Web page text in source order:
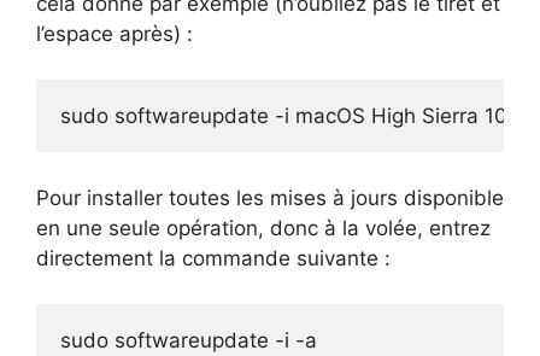
l’espace après) :
sudo softwareupdate -i macOS High Sierra
Pour installer toutes les mises à jours disponible
en une seule opération, donc à la volée, entrez
directement la commande suivante :
sudo softwareupdate -i -a